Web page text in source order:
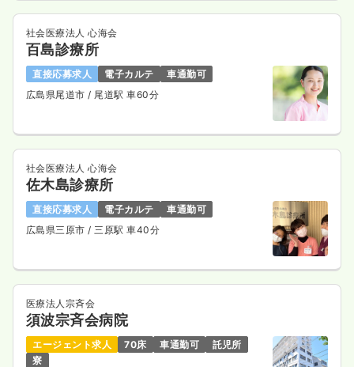
社会医療法人 心海会
百島診療所
直接応募求人 電子カルテ
車通勤可
広島県尾道市 / 尾道駅 車60分
社会医療法人 心海会
佐木島診療所
直接応募求人 電子カルテ
車通勤可
広島県三原市 / 三原駅 車40分
医療法人宗斉会
須波宗斉会病院
エージェント求人 70床 車通勤可
託児所
寮